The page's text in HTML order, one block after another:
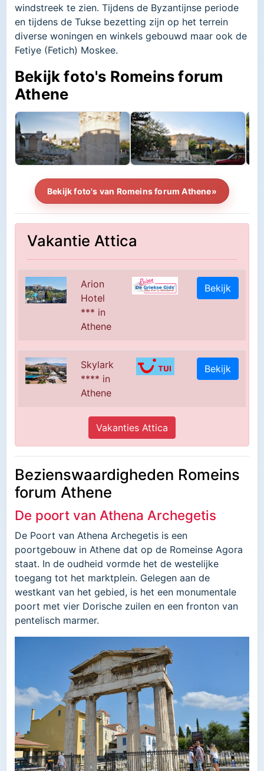
windstreek te zien. Tijdens de Byzantijnse periode
en tijdens de Tukse bezetting zijn op het terrein
diverse woningen en winkels gebouwd maar ook de
Fetiye (Fetich) Moskee.
Bekijk foto's Romeins forum
Athene
Bekijk foto's van Romeins forum Athene»
Vakantie Attica
Arion
Hotel
*** in
Athene
Bekijk
Skylark
**** in
Athene
Bekijk
Vakanties Attica
Bezienswaardigheden Romeins
forum Athene
De poort van Athena Archegetis
De Poort van Athena Archegetis is een
poortgebouw in Athene dat op de Romeinse Agora
staat. In de oudheid vormde het de westelijke
toegang tot het marktplein. Gelegen aan de
westkant van het gebied, is het een monumentale
poort met vier Dorische zuilen en een fronton van
pentelisch marmer.